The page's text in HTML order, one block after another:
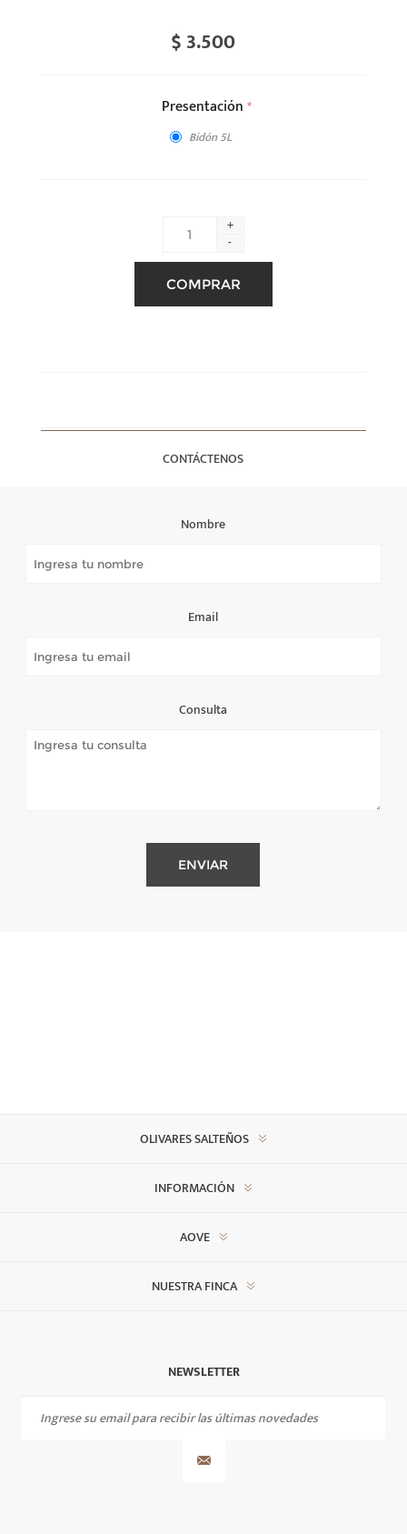
$ 3.500
Presentación*
Bidón 5L
+
-
CONTÁCTENOS
Nombre
Email
Consulta
OLIVARES SALTEÑOS
INFORMACIÓN
AOVE
NUESTRA FINCA
NEWSLETTER